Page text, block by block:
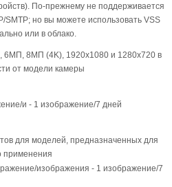
По-прежнему не поддерживается
SMTP; но вы можете использовать VSS
или в облако.
8МП (4K), 1920x1080 и 1280x720 в
от модели камеры
и - 1 изображение/7 дней
для моделей, предназначенных для
применения
изображения - 1 изображение/7